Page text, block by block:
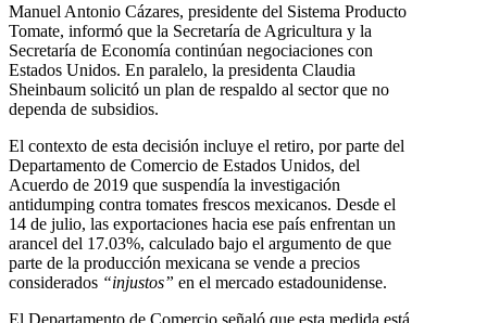
Manuel Antonio Cázares, presidente del Sistema Producto
Tomate, informó que la Secretaría de Agricultura y la
Secretaría de Economía continúan negociaciones con
Estados Unidos. En paralelo, la presidenta Claudia
Sheinbaum solicitó un plan de respaldo al sector que no
dependa de subsidios.
El contexto de esta decisión incluye el retiro, por parte del
Departamento de Comercio de Estados Unidos, del
Acuerdo de 2019 que suspendía la investigación
antidumping contra tomates frescos mexicanos. Desde el
14 de julio, las exportaciones hacia ese país enfrentan un
arancel del 17.03%, calculado bajo el argumento de que
parte de la producción mexicana se vende a precios
considerados “injustos” en el mercado estadounidense.
El Departamento de Comercio señaló que esta medida está